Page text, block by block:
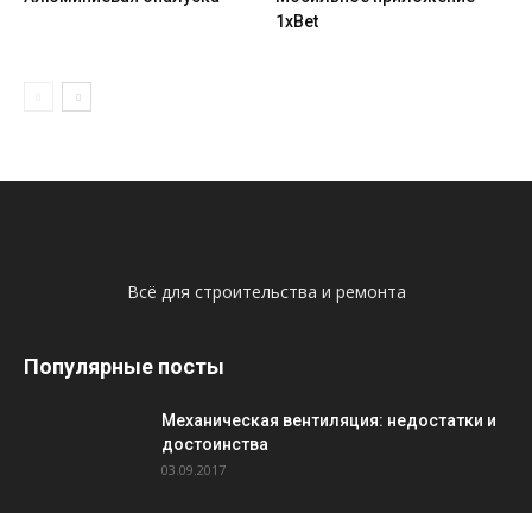
1xBet
Всё для строительства и ремонта
Популярные посты
Механическая вентиляция: недостатки и
достоинства
03.09.2017